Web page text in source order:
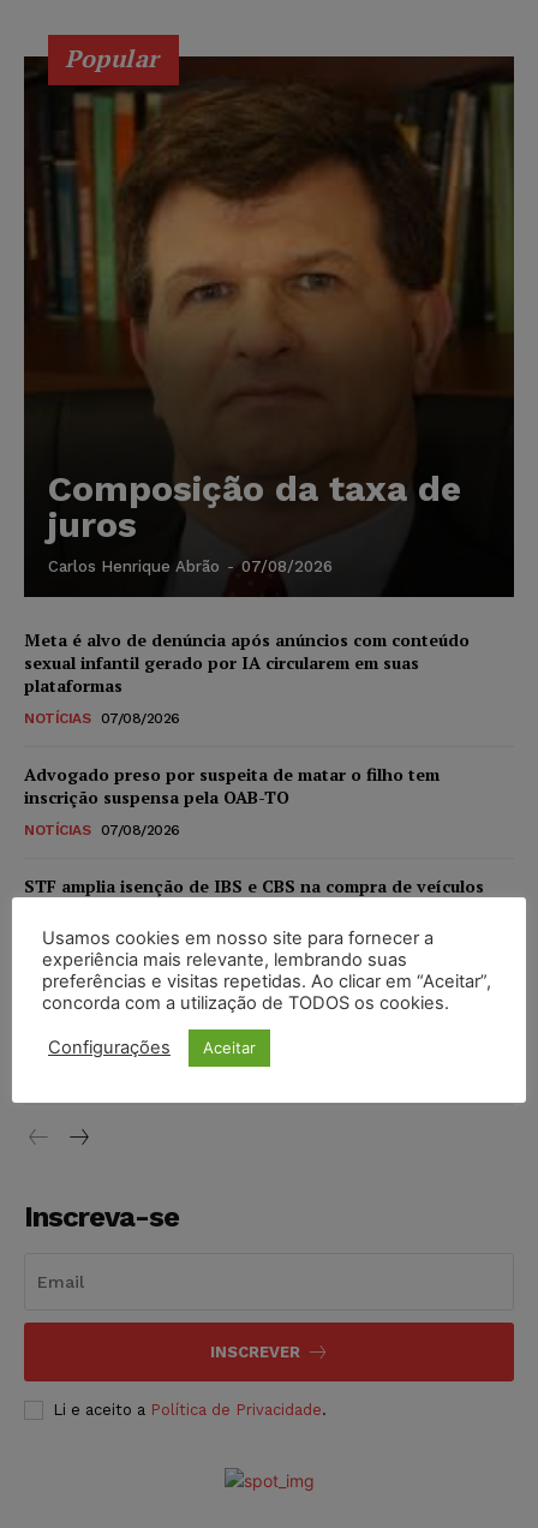
Popular
Composição da taxa de
juros
Carlos Henrique Abrão - 07/08/2026
Meta é alvo de denúncia após anúncios com conteúdo
sexual infantil gerado por IA circularem em suas
plataformas
NOTÍCIAS 07/08/2026
Advogado preso por suspeita de matar o filho tem
inscrição suspensa pela OAB-TO
NOTÍCIAS 07/08/2026
STF amplia isenção de IBS e CBS na compra de veículos
níveis
DIREITO TRIBUTÁRIO 07/08/2026
vendia canetas emagrecedoras no local de trabalho
Inscreva-se
INSCREVER
Li e aceito a Política de Privacidade.
Usamos cookies em nosso site para fornecer a
experiência mais relevante, lembrando suas
preferências e visitas repetidas. Ao clicar em “Aceitar”,
concorda com a utilização de TODOS os cookies.
Configurações Aceitar